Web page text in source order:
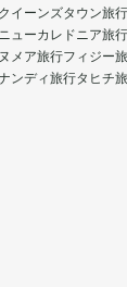
クイーンズタウン旅行
ニューカレドニア旅行
ヌメア旅行フィジー
ンディ旅行タヒチ